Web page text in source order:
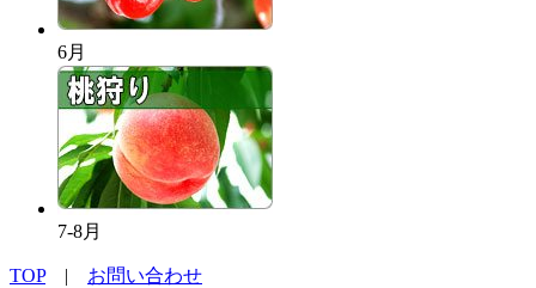
6月
7-8月
TOP| お問い合わせ